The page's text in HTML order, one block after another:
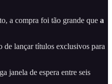
a compra foi tão grande que a
de lançar títulos exclusivos para
janela de espera entre seis